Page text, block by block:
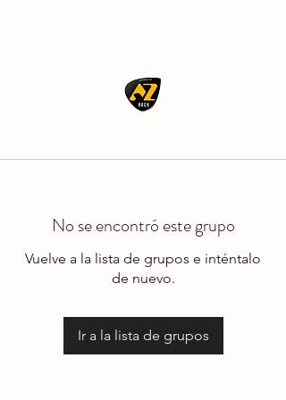
No se encontró este grupo
Vuelve a la lista de grupos e inténtalo
de nuevo.
Ir a la lista de grupos